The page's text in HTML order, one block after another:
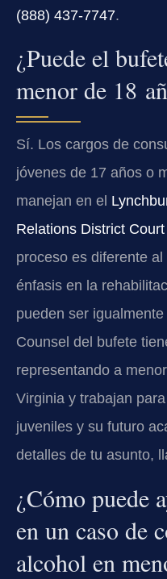
(888) 437‑7747.
¿Puede el
menor de 18
Sí. Los cargos de
jóvenes de 17 años o
manejan en el
Relations District Court
proceso es diferente
énfasis en la
pueden ser
Counsel del bufete
representando a
Virginia y trabajan
juveniles y su futuro
detalles de tu asunto,
¿Cómo puede
en un caso de
alcohol en